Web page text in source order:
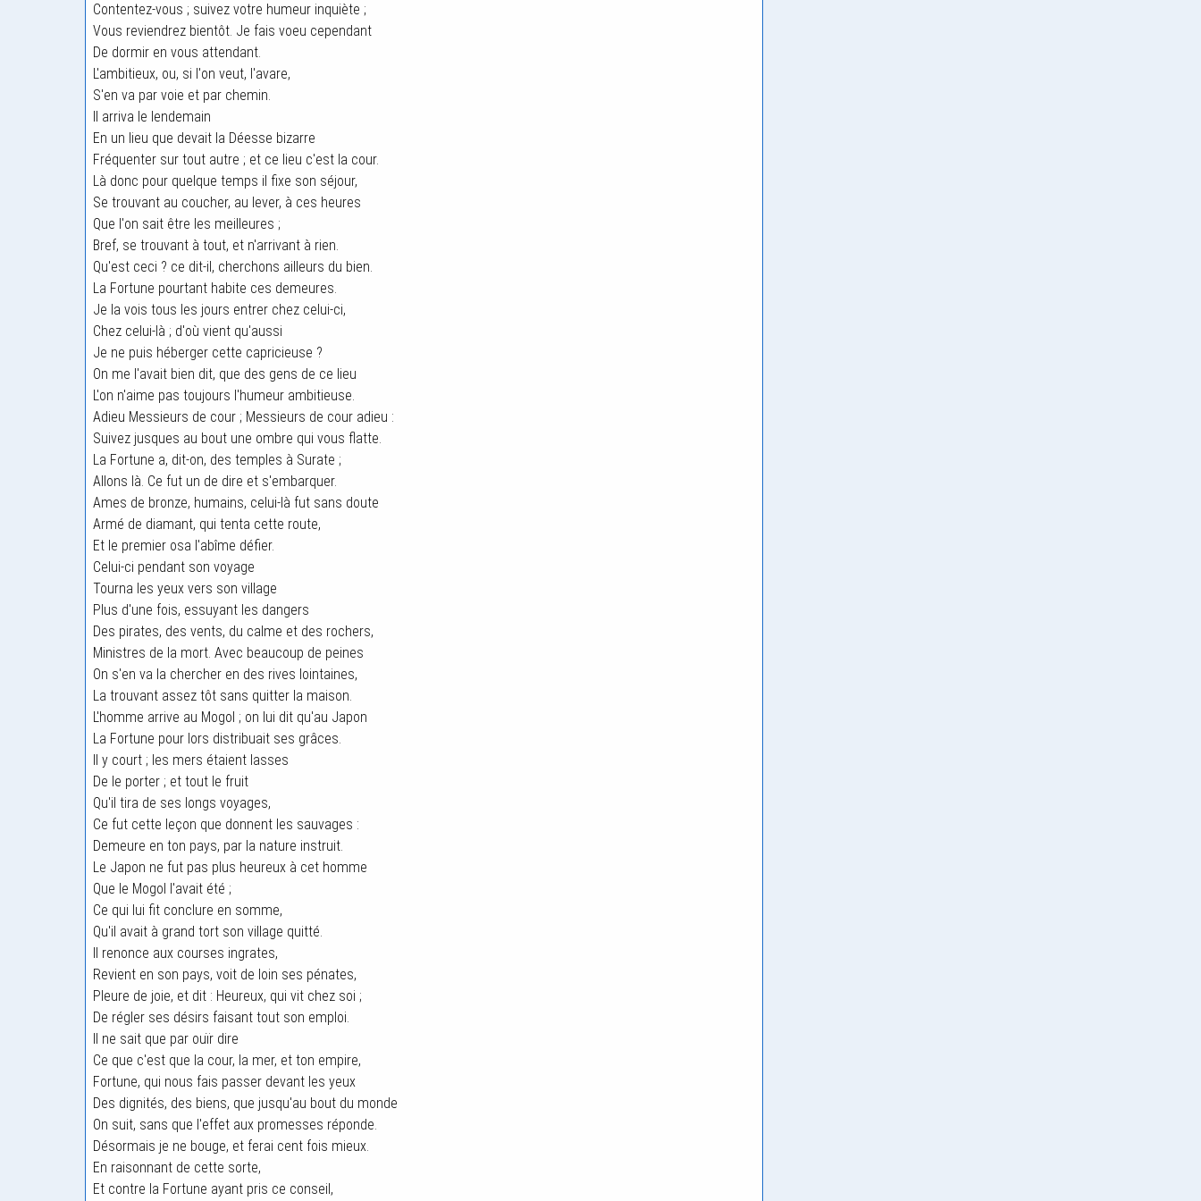
Contentez-vous ; suivez votre humeur inquiète ;
Vous reviendrez bientôt. Je fais voeu cependant
De dormir en vous attendant.
L'ambitieux, ou, si l'on veut, l'avare,
S'en va par voie et par chemin.
Il arriva le lendemain
En un lieu que devait la Déesse bizarre
Fréquenter sur tout autre ; et ce lieu c'est la cour.
Là donc pour quelque temps il fixe son séjour,
Se trouvant au coucher, au lever, à ces heures
Que l'on sait être les meilleures ;
Bref, se trouvant à tout, et n'arrivant à rien.
Qu'est ceci ? ce dit-il, cherchons ailleurs du bien.
La Fortune pourtant habite ces demeures.
Je la vois tous les jours entrer chez celui-ci,
Chez celui-là ; d'où vient qu'aussi
Je ne puis héberger cette capricieuse ?
On me l'avait bien dit, que des gens de ce lieu
L'on n'aime pas toujours l'humeur ambitieuse.
Adieu Messieurs de cour ; Messieurs de cour adieu :
Suivez jusques au bout une ombre qui vous flatte.
La Fortune a, dit-on, des temples à Surate ;
Allons là. Ce fut un de dire et s'embarquer.
Ames de bronze, humains, celui-là fut sans doute
Armé de diamant, qui tenta cette route,
Et le premier osa l'abîme défier.
Celui-ci pendant son voyage
Tourna les yeux vers son village
Plus d'une fois, essuyant les dangers
Des pirates, des vents, du calme et des rochers,
Ministres de la mort. Avec beaucoup de peines
On s'en va la chercher en des rives lointaines,
La trouvant assez tôt sans quitter la maison.
L'homme arrive au Mogol ; on lui dit qu'au Japon
La Fortune pour lors distribuait ses grâces.
Il y court ; les mers étaient lasses
De le porter ; et tout le fruit
Qu'il tira de ses longs voyages,
Ce fut cette leçon que donnent les sauvages :
Demeure en ton pays, par la nature instruit.
Le Japon ne fut pas plus heureux à cet homme
Que le Mogol l'avait été ;
Ce qui lui fit conclure en somme,
Qu'il avait à grand tort son village quitté.
Il renonce aux courses ingrates,
Revient en son pays, voit de loin ses pénates,
Pleure de joie, et dit : Heureux, qui vit chez soi ;
De régler ses désirs faisant tout son emploi.
Il ne sait que par ouïr dire
Ce que c'est que la cour, la mer, et ton empire,
Fortune, qui nous fais passer devant les yeux
Des dignités, des biens, que jusqu'au bout du monde
On suit, sans que l'effet aux promesses réponde.
Désormais je ne bouge, et ferai cent fois mieux.
En raisonnant de cette sorte,
Et contre la Fortune ayant pris ce conseil,